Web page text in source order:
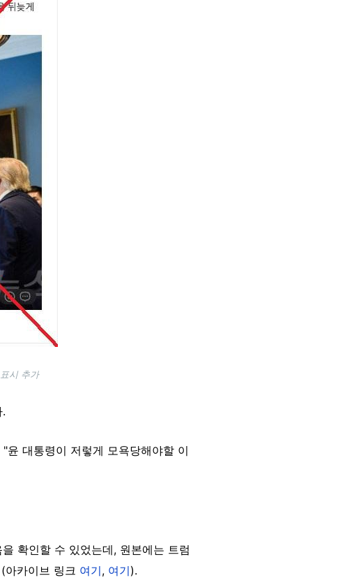
시 추가
윤 대통령이 저렇게 모욕당해야할 이
확인할 수 있었는데, 원본에는 트럼
아카이브 링크 여기, 여기).